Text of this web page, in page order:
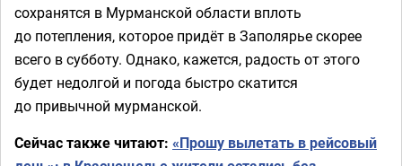
сохранятся в Мурманской области вплоть
до потепления, которое придёт в Заполярье скорее
всего в субботу. Однако, кажется, радость от этого
будет недолгой и погода быстро скатится
до привычной мурманской.
Сейчас также читают: «Прошу вылетать в рейсовый